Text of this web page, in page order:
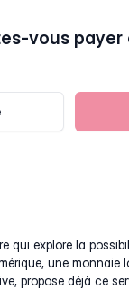
vous
qui explore la
une monnaie
propose déjà ce